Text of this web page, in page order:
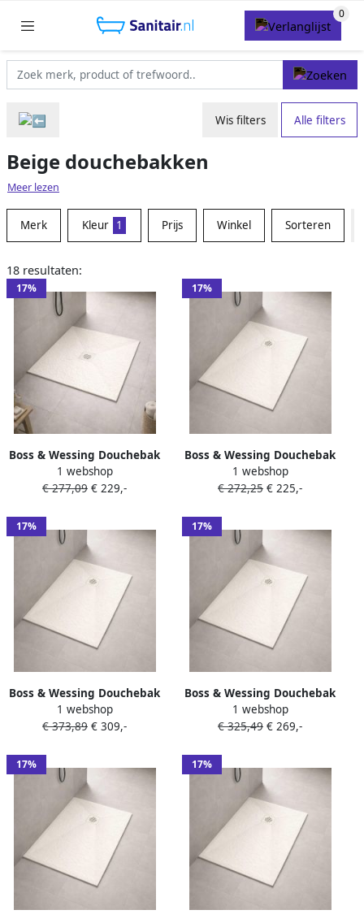
Wis filters Alle filters
Beige douchebakken
Meer lezen
Merk Kleur 1 Prijs Winkel Sorteren
18 resultaten:
17%
Boss & Wessing Douchebak
BWS Stonelle Antislip
Composiet 90x90x3 cm
1 webshop
€ 277,09 € 229,-
17%
Boss & Wessing Douchebak
BWS Stonelle Antislip
Composiet 80x90x3 cm
1 webshop
€ 272,25 € 225,-
17%
Boss & Wessing Douchebak
BWS Stonelle Antislip
Composiet 80x140x3 cm
1 webshop
€ 373,89 € 309,-
17%
Boss & Wessing Douchebak
BWS Stonelle Antislip
Composiet 80x120x3 cm
1 webshop
€ 325,49 € 269,-
17% 17%